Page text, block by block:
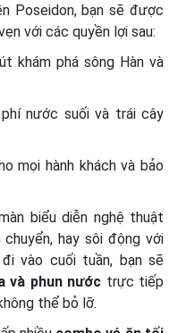
Poseidon, bạn sẽ được
với các quyền lợi sau:
khám phá sông Hàn và
nước suối và trái cây
mọi hành khách và bảo
biểu diễn nghệ thuật
hay sôi động với
vào cuối tuần, bạn sẽ
và phun nước trực tiếp
thể bỏ lỡ.